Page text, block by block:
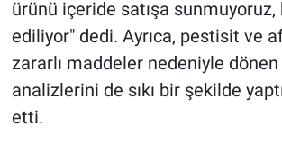
ürünü içeride satışa
ediliyor" dedi. Ayrıca, pestisit ve
zararlı maddeler nedeniyle
analizlerini de sıkı bir şekilde
etti.